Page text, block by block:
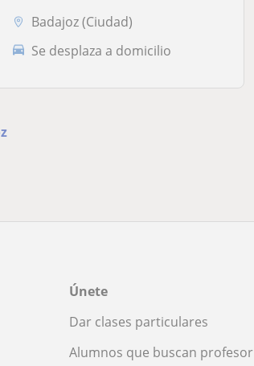
Badajoz (Ciudad)
Se desplaza a domicilio
Únete
Dar clases particulares
Alumnos que buscan profesor